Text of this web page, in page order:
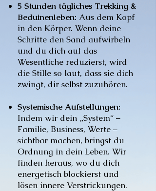
5 Stunden tägliches Trekking &
Beduinenleben: Aus dem Kopf
in den Körper. Wenn deine
Schritte den Sand aufwirbeln
und du dich auf das
Wesentliche reduzierst, wird
die Stille so laut, dass sie dich
zwingt, dir selbst zuzuhören.
Systemische Aufstellungen:
Indem wir dein „System“ –
Familie, Business, Werte –
sichtbar machen, bringst du
Ordnung in dein Leben. Wir
finden heraus, wo du dich
energetisch blockierst und
lösen innere Verstrickungen.